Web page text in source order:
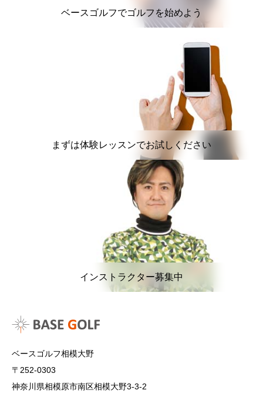
ベースゴルフでゴルフを始めよう
まずは体験レッスンでお試しください
インストラクター募集中
ベースゴルフ相模大野
〒252-0303
神奈川県相模原市南区相模大野3-3-2